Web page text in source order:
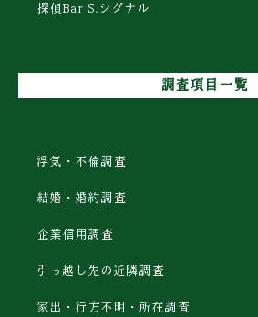
探偵Bar S.シグナル
調査項目一覧
浮気・不倫調査
結婚・婚約調査
企業信用調査
引っ越し先の近隣調査
家出・行方不明・所在調査